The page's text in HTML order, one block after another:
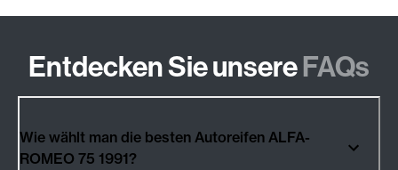
Entdecken Sie unsereFAQs
Wie wählt man die besten Autoreifen ALFA-
ROMEO 75 1991?